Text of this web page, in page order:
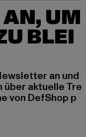
UM
BLEI
an und
aktuelle Tre
von DefShop p